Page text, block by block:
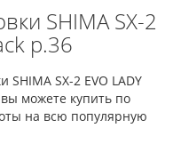
SHIMA SX-2
р.36
SX-2 EVO LADY
можете купить по
на всю популярную